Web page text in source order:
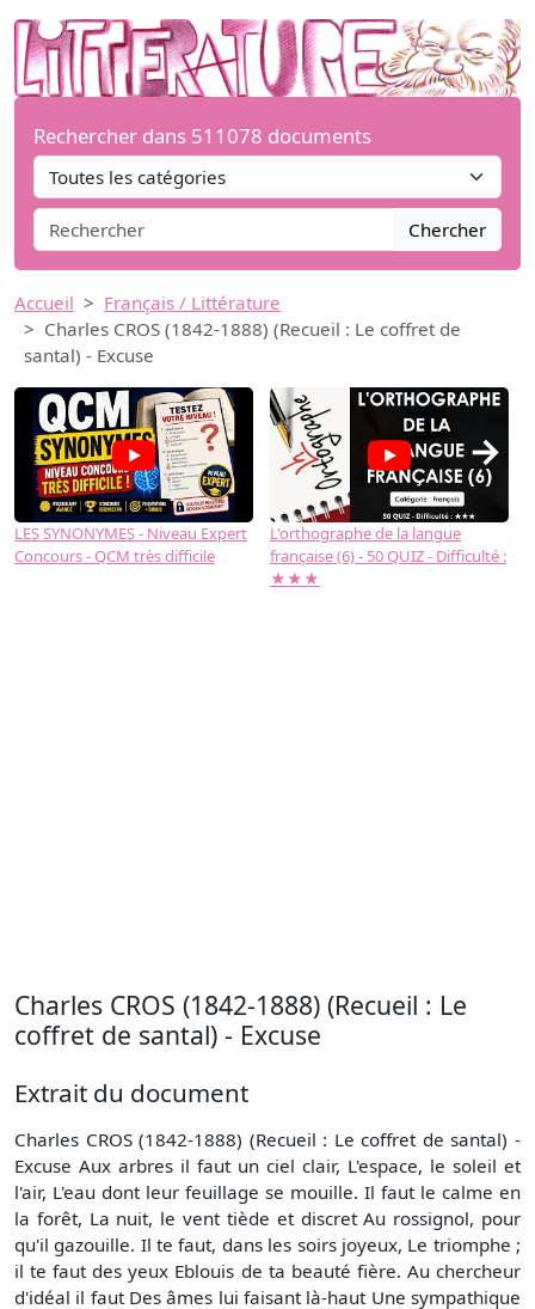
Rechercher dans 511078 documents
Chercher
Accueil
Français / Littérature
Charles CROS (1842-1888) (Recueil : Le coffret de
santal) - Excuse
LES SYNONYMES - Niveau Expert
Concours - QCM très difficile
L'orthographe de la langue
française (6) - 50 QUIZ - Difficulté :
★★★
→
Charles CROS (1842-1888) (Recueil : Le
coffret de santal) - Excuse
Extrait du document
Charles CROS (1842-1888) (Recueil : Le coffret de santal) -
Excuse Aux arbres il faut un ciel clair, L'espace, le soleil et
l'air, L'eau dont leur feuillage se mouille. Il faut le calme en
la forêt, La nuit, le vent tiède et discret Au rossignol, pour
qu'il gazouille. Il te faut, dans les soirs joyeux, Le triomphe ;
il te faut des yeux Eblouis de ta beauté fière. Au chercheur
d'idéal il faut Des âmes lui faisant là-haut Une sympathique